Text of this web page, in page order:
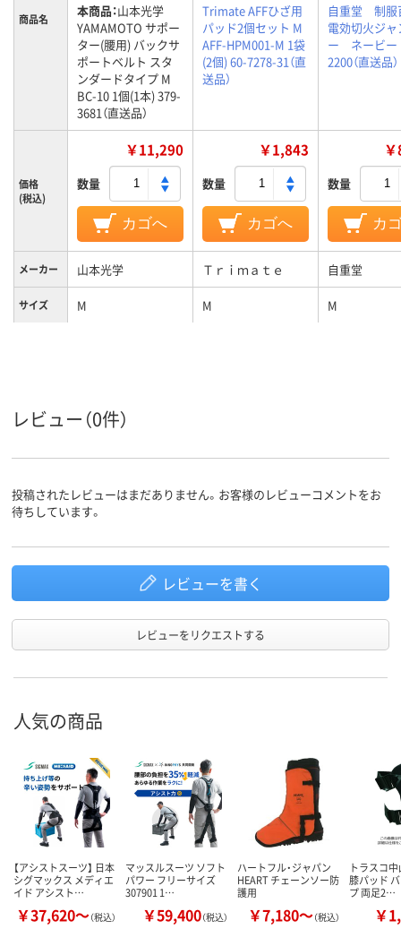
商品名 本商品：山本光学
YAMAMOTO サポー
ター(腰用) バックサ
ポートベルト スタ
ンダードタイプ M
BC-10 1個(1本) 379-
3681（直送品）
Trimate AFFひざ用
パッド2個セット M
AFF-HPM001-M 1袋
(2個) 60-7278-31（直
送品）
自重堂 制
電効切火ジャ
ー ネービ
2200（直送品）
価格
(税込)
￥11,290
数量
カゴへ
￥1,843
数量
カゴへ
数量
カ
メーカー 山本光学 Ｔｒｉｍａｔｅ 自重堂
サイズ M M M
レビュー（0件）
投稿されたレビューはまだありません。お客様のレビューコメントをお
待ちしています。
レビューを書く
レビューをリクエストする
人気の商品
【アシストスーツ】 日本
シグマックス メディエ
イド アシスト…
￥37,620～（税込）
マッスルスーツ ソフト
パワー フリーサイズ
307901 1…
￥59,400（税込）
ハートフル・ジャパン
HEART チェーンソー防
護用
￥7,180～（税込）
トラスコ
膝パッド
プ 両足2…
￥